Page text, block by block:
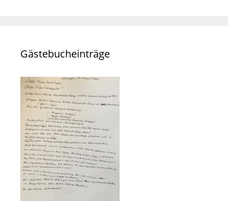
Gästebucheinträge